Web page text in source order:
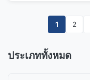
1 2
ประเภททั้งหมด